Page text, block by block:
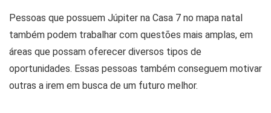
Pessoas que possuem Júpiter na Casa 7 no mapa natal
também podem trabalhar com questões mais amplas, em
áreas que possam oferecer diversos tipos de
oportunidades. Essas pessoas também conseguem motivar
outras a irem em busca de um futuro melhor.